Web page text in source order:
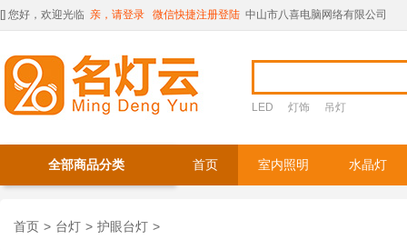
[] 您好，欢迎光临 亲，请登录 微信快捷注册登陆 中山市八喜电脑网络有限公司
LED 灯饰 吊灯
全部商品分类 首页 室内照明 水晶灯
首页 > 台灯 > 护眼台灯 >